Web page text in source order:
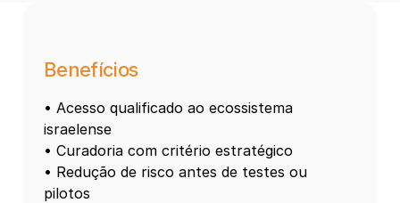
Benefícios
• Acesso qualificado ao ecossistema
israelense
• Curadoria com critério estratégico
• Redução de risco antes de testes ou
pilotos